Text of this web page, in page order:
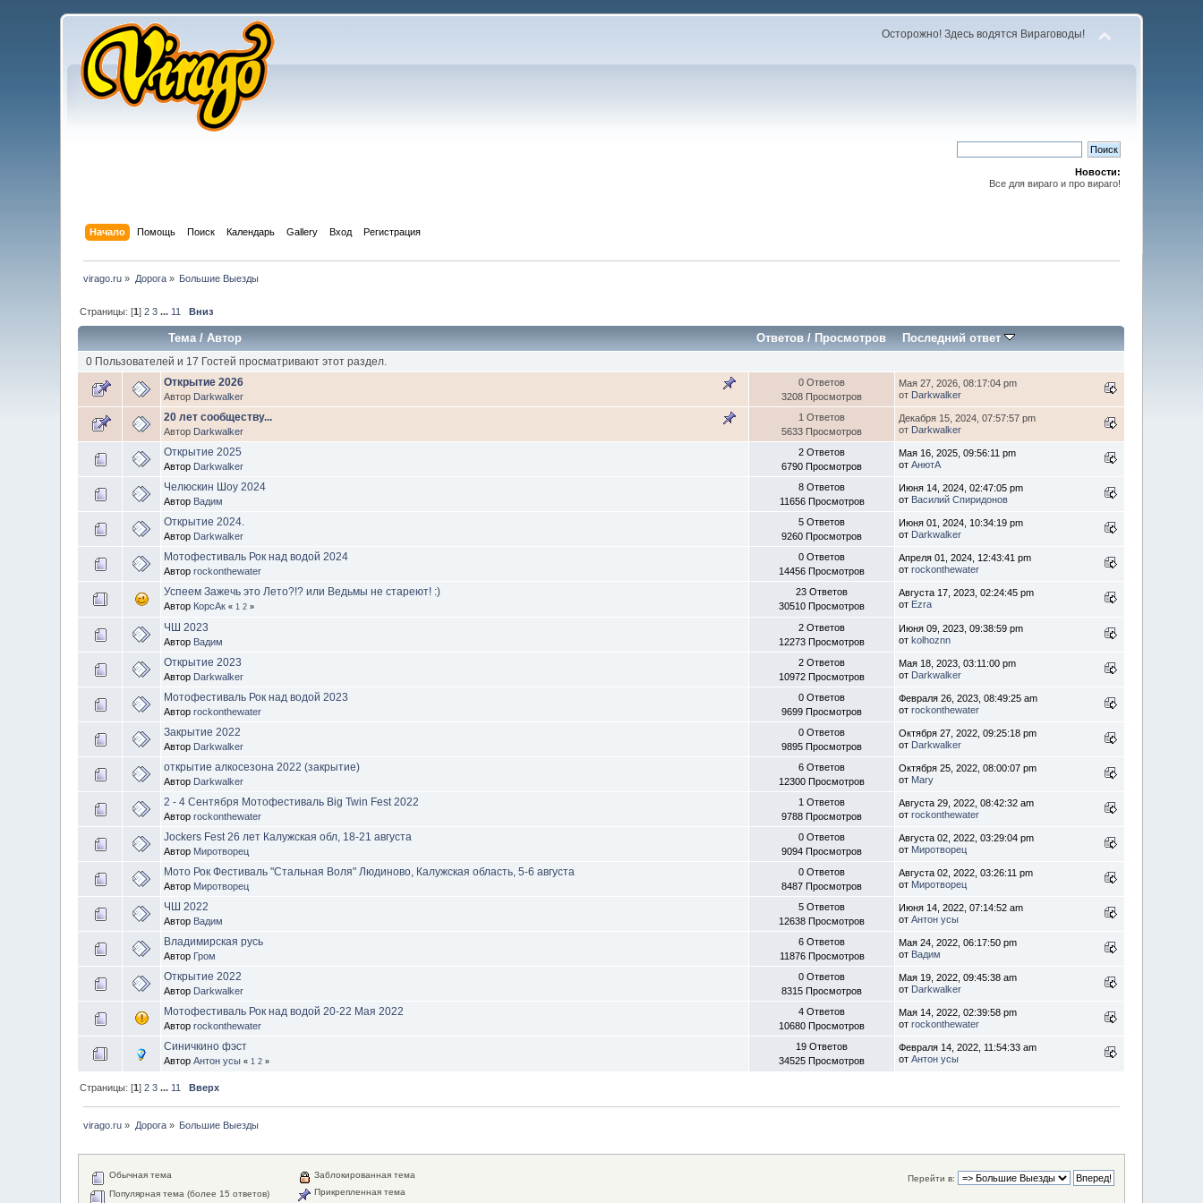
Осторожно! Здесь водятся Вираговоды!
Новости:
Все для вираго и про вираго!
Начало Помощь Поиск Календарь Gallery Вход Регистрация
virago.ru » Дорога» Большие Выезды
Страницы: [1]2 3 ... 11 Вниз
Тема/Автор Ответов /Просмотров Последний ответ
0 Пользователей и 17 Гостей просматривают этот раздел.
Открытие 2026
Автор Darkwalker
0 Ответов
3208 Просмотров
Мая 27, 2026, 08:17:04 pm
от Darkwalker
20 лет сообществу...
Автор Darkwalker
1 Ответов
5633 Просмотров
Декабря 15, 2024, 07:57:57 pm
от Darkwalker
Открытие 2025
Автор Darkwalker
2 Ответов
6790 Просмотров
Мая 16, 2025, 09:56:11 pm
отАнютА
Челюскин Шоу 2024
Автор Вадим
8 Ответов
11656 Просмотров
Июня 14, 2024, 02:47:05 pm
от Василий Спиридонов
Открытие 2024.
Автор Darkwalker
5 Ответов
9260 Просмотров
Июня 01, 2024, 10:34:19 pm
от Darkwalker
Мотофестиваль Рок над водой 2024
Авторrockonthewater
0 Ответов
14456 Просмотров
Апреля 01, 2024, 12:43:41 pm
отrockonthewater
Успеем Зажечь это Лето?!? или Ведьмы не стареют! :)
Автор КорсАк « 1 2 »
23 Ответов
30510 Просмотров
Августа 17, 2023, 02:24:45 pm
от Ezra
ЧШ 2023
Автор Вадим
2 Ответов
12273 Просмотров
Июня 09, 2023, 09:38:59 pm
отkolhoznn
Открытие 2023
Автор Darkwalker
2 Ответов
10972 Просмотров
Мая 18, 2023, 03:11:00 pm
от Darkwalker
Мотофестиваль Рок над водой 2023
Авторrockonthewater
0 Ответов
9699 Просмотров
Февраля 26, 2023, 08:49:25 am
отrockonthewater
Закрытие 2022
Автор Darkwalker
0 Ответов
9895 Просмотров
Октября 27, 2022, 09:25:18 pm
от Darkwalker
открытие алкосезона 2022 (закрытие)
Автор Darkwalker
6 Ответов
12300 Просмотров
Октября 25, 2022, 08:00:07 pm
от Mary
2 - 4 Сентября Мотофестиваль Big Twin Fest 2022
Авторrockonthewater
1 Ответов
9788 Просмотров
Августа 29, 2022, 08:42:32 am
отrockonthewater
Jockers Fest 26 лет Калужская обл, 18-21 августа
Автор Миротворец
0 Ответов
9094 Просмотров
Августа 02, 2022, 03:29:04 pm
от Миротворец
Мото Рок Фестиваль "Стальная Воля" Людиново, Калужская область, 5-6 августа
Автор Миротворец
0 Ответов
8487 Просмотров
Августа 02, 2022, 03:26:11 pm
от Миротворец
ЧШ 2022
Автор Вадим
5 Ответов
12638 Просмотров
Июня 14, 2022, 07:14:52 am
отАнтон усы
Владимирская русь
Автор Гром
6 Ответов
11876 Просмотров
Мая 24, 2022, 06:17:50 pm
от Вадим
Открытие 2022
Автор Darkwalker
0 Ответов
8315 Просмотров
Мая 19, 2022, 09:45:38 am
от Darkwalker
Мотофестиваль Рок над водой 20-22 Мая 2022
Авторrockonthewater
4 Ответов
10680 Просмотров
Мая 14, 2022, 02:39:58 pm
отrockonthewater
Синичкино фэст
АвторАнтон усы « 1 2 »
19 Ответов
34525 Просмотров
Февраля 14, 2022, 11:54:33 am
отАнтон усы
Страницы: [1]2 3 ... 11 Вверх
virago.ru » Дорога» Большие Выезды
Перейти в:
Обычная тема
Популярная тема (более 15 ответов)
Заблокированная тема
Прикрепленная тема